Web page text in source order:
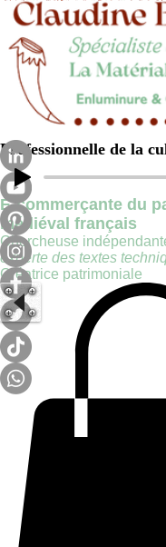
Professionnelle de la
E-commerçante du
médiéval français
Chercheuse
experte des textes
Créatrice patrimoniale